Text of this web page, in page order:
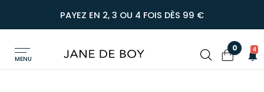
PAYEZ EN 2, 3 OU 4 FOIS DÈS 99 €
MENU
0 4